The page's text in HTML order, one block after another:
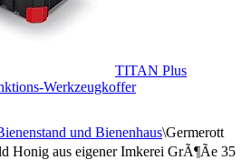
TITAN Plus
Werkzeugkoffer
und Bienenhaus\Germerott
Honig aus eigener Imkerei GrÃ¶Ãe 35